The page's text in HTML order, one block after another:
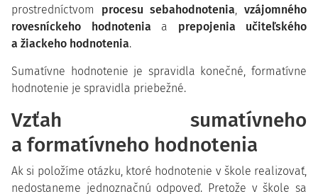
prostredníctvom procesu sebahodnotenia,vzájomného
rovesníckeho hodnotenia a prepojenia učiteľského
a žiackeho hodnotenia.
Sumatívne hodnotenie je spravidla konečné, formatívne
hodnotenie je spravidla priebežné.
Vzťah sumatívneho
a formatívneho hodnotenia
Ak si položíme otázku, ktoré hodnotenie v škole realizovať,
nedostaneme jednoznačnú odpoveď. Pretože v škole sa